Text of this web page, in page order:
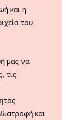
και η
του
μας να
τις
και